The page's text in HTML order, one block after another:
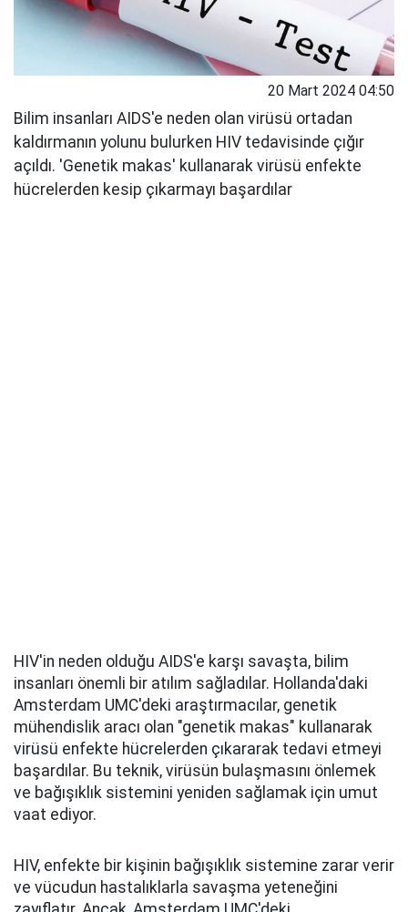
20 Mart 2024 04:50
Bilim insanları AIDS'e neden olan virüsü ortadan
kaldırmanın yolunu bulurken HIV tedavisinde çığır
açıldı. 'Genetik makas' kullanarak virüsü enfekte
hücrelerden kesip çıkarmayı başardılar
HIV'in neden olduğu AIDS'e karşı savaşta, bilim
insanları önemli bir atılım sağladılar. Hollanda'daki
Amsterdam UMC'deki araştırmacılar, genetik
mühendislik aracı olan "genetik makas" kullanarak
virüsü enfekte hücrelerden çıkararak tedavi etmeyi
başardılar. Bu teknik, virüsün bulaşmasını önlemek
ve bağışıklık sistemini yeniden sağlamak için umut
vaat ediyor.
HIV, enfekte bir kişinin bağışıklık sistemine zarar verir
ve vücudun hastalıklarla savaşma yeteneğini